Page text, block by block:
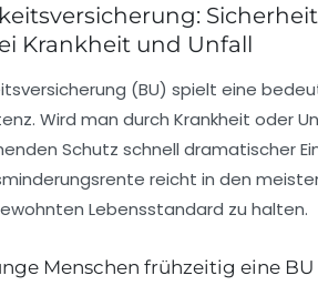
Krankheit und Unfall
(BU) spielt eine
Wird man durch Krankheit oder
Schutz schnell dramatischer
reicht in den
Lebensstandard zu halten.
Menschen frühzeitig eine